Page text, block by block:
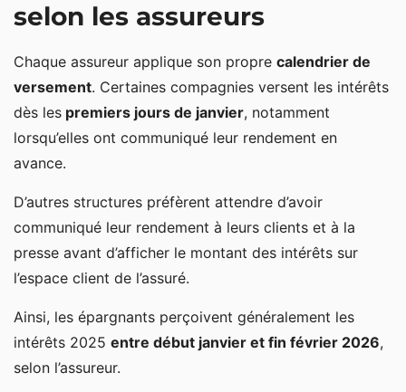
selon les assureurs
Chaque assureur applique son propre calendrier de
versement. Certaines compagnies versent les intérêts
dès les premiers jours de janvier, notamment
lorsqu’elles ont communiqué leur rendement en
avance.
D’autres structures préfèrent attendre d’avoir
communiqué leur rendement à leurs clients et à la
presse avant d’afficher le montant des intérêts sur
l’espace client de l’assuré.
Ainsi, les épargnants perçoivent généralement les
intérêts 2025 entre début janvier et fin février 2026,
selon l’assureur.